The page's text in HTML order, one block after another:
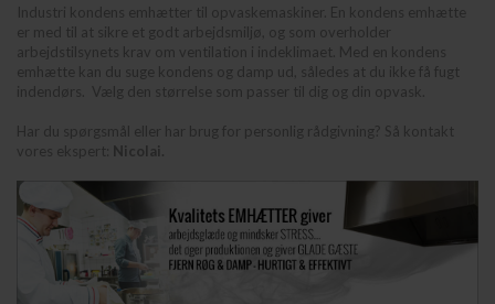
Industri kondens emhætter til opvaskemaskiner. En kondens emhætte
er med til at sikre et godt arbejdsmiljø, og som overholder
arbejdstilsynets krav om ventilation i indeklimaet. Med en kondens
emhætte kan du suge kondens og damp ud, således at du ikke få fugt
indendørs. Vælg den størrelse som passer til dig og din opvask.
Har du spørgsmål eller har brug for personlig rådgivning? Så kontakt
vores ekspert Nicolai.